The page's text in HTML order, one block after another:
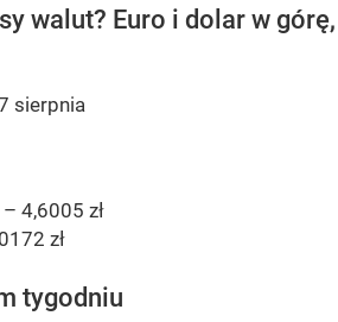
walut? Euro i dolar w górę,
sierpnia
4,6005 zł
zł
tygodniu